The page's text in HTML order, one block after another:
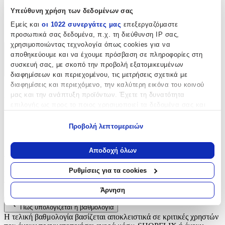
Υπεύθυνη χρήση των δεδομένων σας
Εμείς και οι 1022 συνεργάτες μας επεξεργαζόμαστε
προσωπικά σας δεδομένα, π.χ. τη διεύθυνση IP σας,
χρησιμοποιώντας τεχνολογία όπως cookies για να
αποθηκεύουμε και να έχουμε πρόσβαση σε πληροφορίες στη
συσκευή σας, με σκοπό την προβολή εξατομικευμένων
διαφημίσεων και περιεχομένου, τις μετρήσεις σχετικά με
διαφημίσεις και περιεχόμενο, την καλύτερη εικόνα του κοινού
μας και την ανάπτυξη προϊόντων. Έχετε τη δυνατότητα
Να συλλέξουμε πληροφορίες σχετικά με τη γεωγραφική
σας τοποθεσία, οι οποίες μπορεί να είναι ακριβείς σε
απόσταση μερικών μέτρων
Να αναγνωρίσουμε τη συσκευή σας σαρώνοντας ενεργά
για συγκεκριμένα χαρακτηριστικά (δακτυλικό αποτύπωμα)
Μάθετε περισσότερα σχετικά με τον τρόπο επεξεργασίας των
προσωπικών σας δεδομένων και καθορίστε τις προτιμήσεις σας
στηνενότητα “Λεπτομέρειες”. Μπορείτε να αλλάξετε ή να
Προβολή λεπτομερειών
Αποδοχή όλων
Ρυθμίσεις για τα cookies
Άρνηση
Είδος:
Φερμουάρ
Χαρακτηριστικά
Χαρακτηριστικά
Αξιολογήσεις
Προς το παρόν δεν υπάρχουν άλλες αξιολογήσεις. Όταν
προστεθούν, θα εμφανιστούν εδώ.
Πώς υπολογίζεται η βαθμολογία
Η τελική βαθμολογία βασίζεται αποκλειστικά σε κριτικές χρηστών